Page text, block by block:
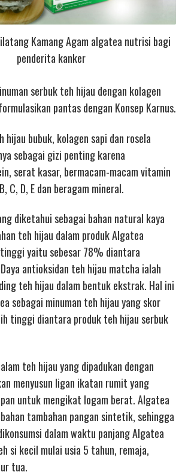
Kamang Agam algatea nutrisi bagi
penderita kanker
serbuk teh hijau dengan kolagen
pantas dengan Konsep Karnus.
hijau bubuk, kolagen sapi dan rosela
sebagai gizi penting karena
serat kasar, bermacam-macam vitamin
C, D, E dan beragam mineral.
diketahui sebagai bahan natural kaya
teh hijau dalam produk Algatea
yaitu sebesar 78% diantara
antioksidan teh hijau matcha ialah
teh hijau dalam bentuk ekstrak. Hal ini
sebagai minuman teh hijau yang skor
tinggi diantara produk teh hijau serbuk
teh hijau yang dipadukan dengan
menyusun ligan ikatan rumit yang
untuk mengikat logam berat. Algatea
tambahan pangan sintetik, sehingga
dalam waktu panjang Algatea
si kecil mulai usia 5 tahun, remaja,
tua.